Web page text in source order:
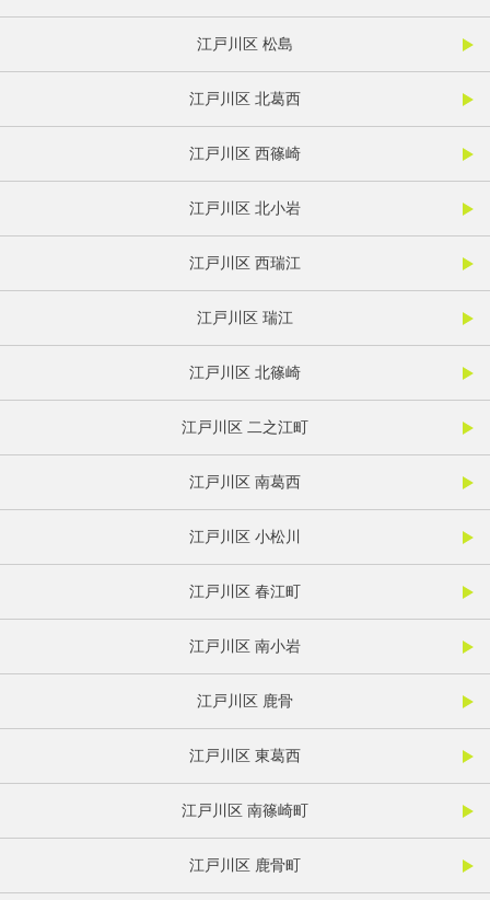
江戸川区 松島
江戸川区 北葛西
江戸川区 西篠崎
江戸川区 北小岩
江戸川区 西瑞江
江戸川区 瑞江
江戸川区 北篠崎
江戸川区 二之江町
江戸川区 南葛西
江戸川区 小松川
江戸川区 春江町
江戸川区 南小岩
江戸川区 鹿骨
江戸川区 東葛西
江戸川区 南篠崎町
江戸川区 鹿骨町